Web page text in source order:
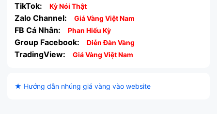
TikTok: Kỳ Nói Thật
Zalo Channel: Giá Vàng Việt Nam
FB Cá Nhân: Phan Hiếu Kỳ
Group Facebook: Diễn Đàn Vàng
TradingView: Giá Vàng Việt Nam
★ Hướng dẫn nhúng giá vàng vào website